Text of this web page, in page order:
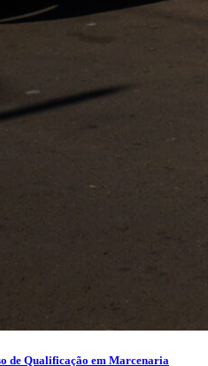
de Qualificação em Marcenaria